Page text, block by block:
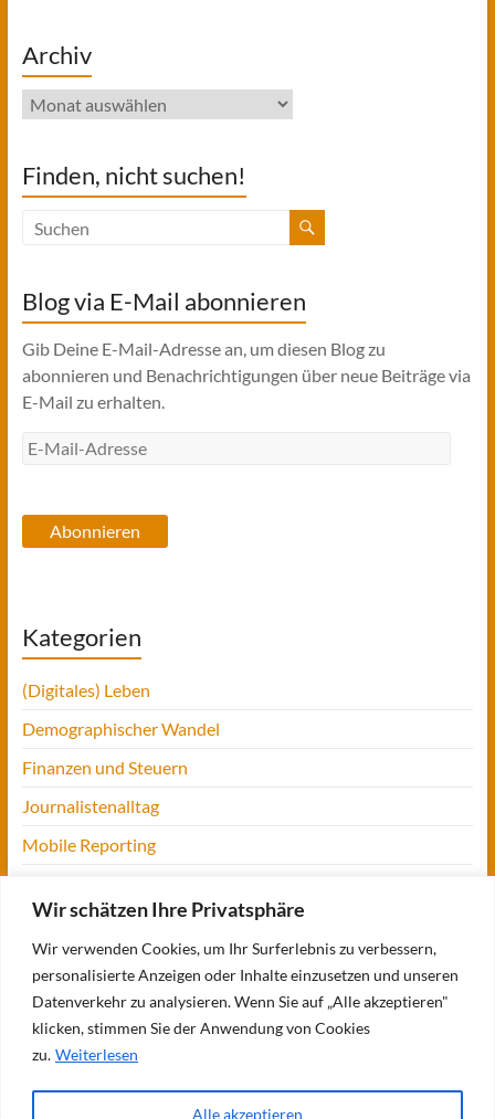
Wir schätzen Ihre Privatsphäre
Wir verwenden Cookies, um Ihr Surferlebnis zu verbessern,
personalisierte Anzeigen oder Inhalte einzusetzen und unseren
Datenverkehr zu analysieren. Wenn Sie auf „Alle akzeptieren"
klicken, stimmen Sie der Anwendung von Cookies
zu. Weiterlesen
Alle akzeptieren
Archiv
Archiv
Finden, nicht suchen!
Blog via E-Mail abonnieren
Gib Deine E-Mail-Adresse an, um diesen Blog zu
abonnieren und Benachrichtigungen über neue Beiträge via
E-Mail zu erhalten.
E-
Abonnieren
Kategorien
(Digitales) Leben
Demographischer Wandel
Finanzen und Steuern
Journalistenalltag
Mobile Reporting
Tansania
UofM
Verbraucherjournalismus
Workshops, Konferenzen & Messen